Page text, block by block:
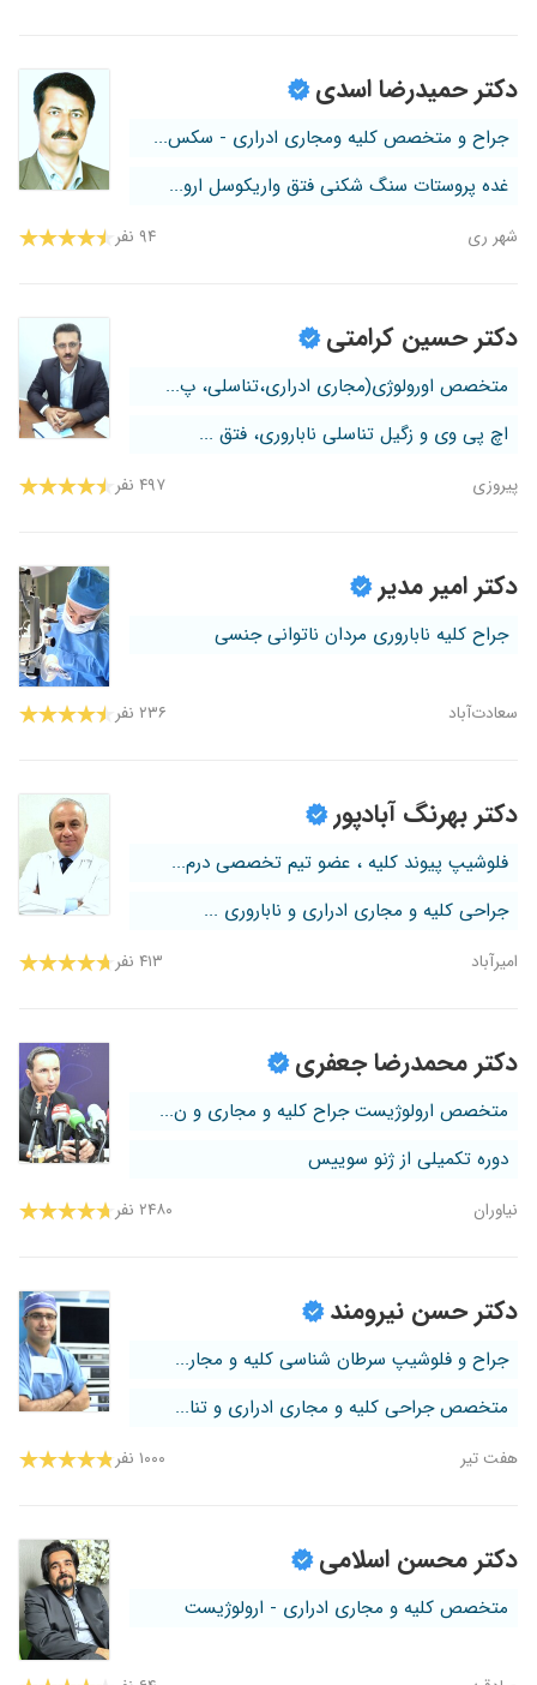
دکتر حمیدرضا اسدی
جراح و متخصص کلیه ومجاری ادراری - سکس...
غده پروستات سنگ شکنی فتق واریکوسل ارو...
شهر ری ۹۴ نفر
دکتر حسین کرامتی
متخصص اورولوژی(مجاری ادراری،تناسلی، پ...
اچ پی وی و زگیل تناسلی ناباروری، فتق ...
پیروزی ۴۹۷ نفر
دکتر امیر مدیر
جراح کلیه ناباروری مردان ناتوانی جنسی
سعادت‌آباد ۲۳۶ نفر
دکتر بهرنگ آبادپور
فلوشیپ پیوند کلیه ، عضو تیم تخصصی درم...
جراحی کلیه و مجاری ادراری و ناباروری ...
امیرآباد ۴۱۳ نفر
دکتر محمدرضا جعفری
متخصص ارولوژیست جراح کلیه و مجاری و ن...
دوره تکمیلی از ژنو سوییس
نیاوران ۲۴۸۰ نفر
دکتر حسن نیرومند
جراح و فلوشیپ سرطان شناسی کلیه و مجار...
متخصص جراحی کلیه و مجاری ادراری و تنا...
هفت تیر ۱۰۰۰ نفر
دکتر محسن اسلامی
متخصص کلیه و مجاری ادراری - ارولوژیست